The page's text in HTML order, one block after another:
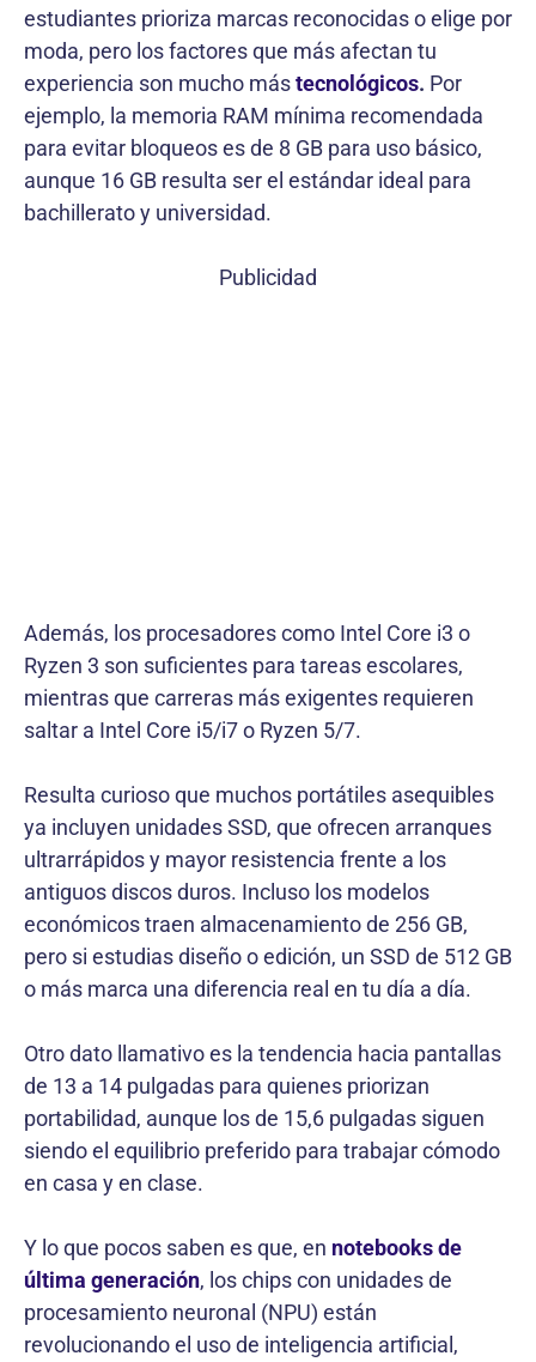
estudiantes prioriza marcas reconocidas o elige por
moda, pero los factores que más afectan tu
experiencia son mucho mástecnológicos. Por
ejemplo, la memoria RAM mínima recomendada
para evitar bloqueos es de 8 GB para uso básico,
aunque 16 GB resulta ser el estándar ideal para
bachillerato y universidad.
Publicidad
Además, los procesadores como Intel Core i3 o
Ryzen 3 son suficientes para tareas escolares,
mientras que carreras más exigentes requieren
saltar a Intel Core i5/i7 o Ryzen 5/7.
Resulta curioso que muchos portátiles asequibles
ya incluyen unidades SSD, que ofrecen arranques
ultrarrápidos y mayor resistencia frente a los
antiguos discos duros. Incluso los modelos
económicos traen almacenamiento de 256 GB,
pero si estudias diseño o edición, un SSD de 512 GB
o más marca una diferencia real en tu día a día.
Otro dato llamativo es la tendencia hacia pantallas
de 13 a 14 pulgadas para quienes priorizan
portabilidad, aunque los de 15,6 pulgadas siguen
siendo el equilibrio preferido para trabajar cómodo
en casa y en clase.
Y lo que pocos saben es que, en notebooks de
última generación, los chips con unidades de
procesamiento neuronal (NPU) están
revolucionando el uso de inteligencia artificial,